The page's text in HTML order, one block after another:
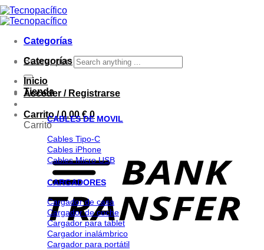
Categorías
Buscar por:
Acceder / Registrarse
Carrito /0.00€ 0
Carrito
Categorías
Inicio
Tienda
CABLES DE MOVIL
Cables Tipo-C
Cables iPhone
Cables Micro USB
CARGADORES
Cargador de casa
Cargador de coche
Cargador para tablet
Cargador inalámbrico
Cargador para portátil